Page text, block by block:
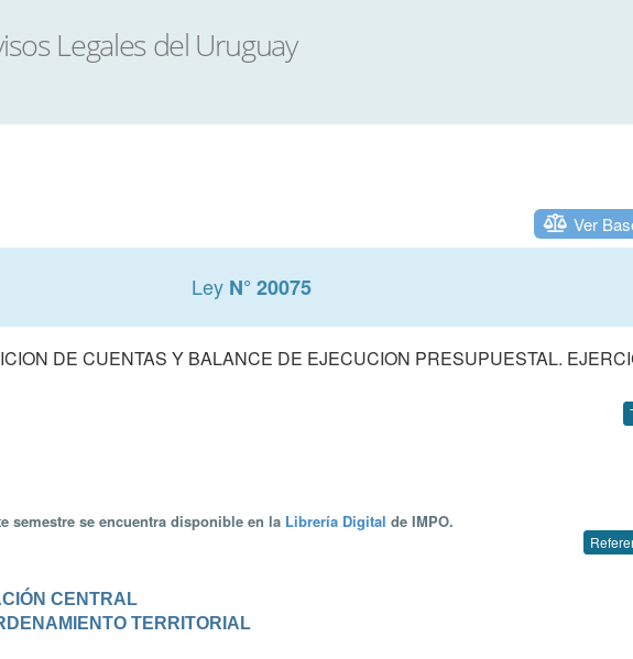
Ver
Ley N° 20075
DE CUENTAS Y BALANCE DE EJECUCION PRESUPUESTAL.
semestre se encuentra disponible en la Librería Digital de IMPO.
CENTRAL
TERRITORIAL